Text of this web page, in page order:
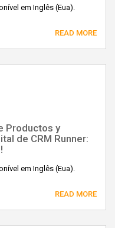
em Inglês (Eua).
READ MORE
Productos y
de CRM Runner:
em Inglês (Eua).
READ MORE